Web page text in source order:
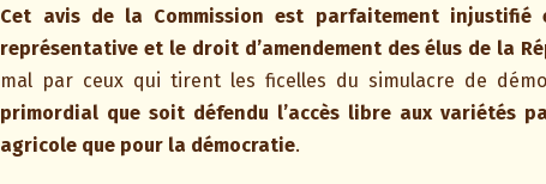
Cet avis de la Commission est parfaitement
représentative et le droit d’amendement des élus de la
mal par ceux qui tirent les ficelles du simulacre de
primordial que soit défendu l’accès libre aux variétés
agricole que pour la démocratie.